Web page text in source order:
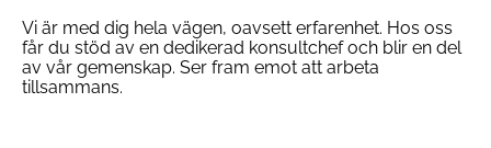
Vi är med dig hela vägen, oavsett erfarenhet. Hos oss
får du stöd av en dedikerad konsultchef och blir en del
av vår gemenskap. Ser fram emot att arbeta
tillsammans.